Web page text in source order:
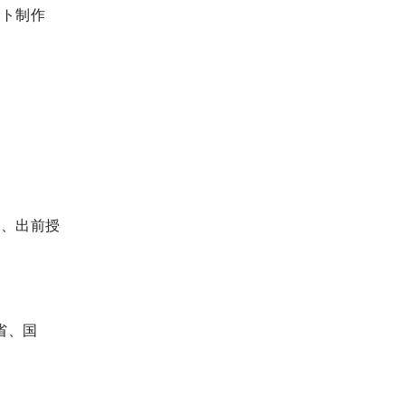
制作
出前授
、国